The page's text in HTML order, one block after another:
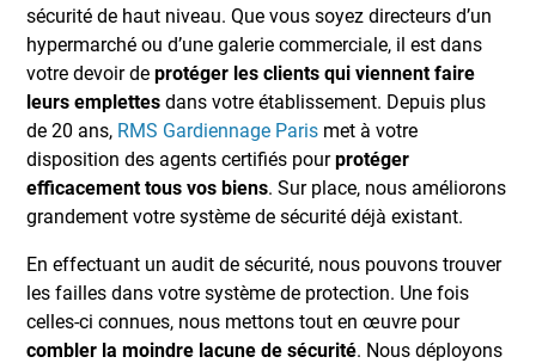
sécurité de haut niveau. Que vous soyez directeurs d’un
hypermarché ou d’une galerie commerciale, il est dans
votre devoir deprotéger les clients qui viennent faire
leurs emplettes dans votre établissement. Depuis plus
de 20 ans, RMS Gardiennage Paris met à votre
disposition des agents certifiés pourprotéger
efficacement tous vos biens. Sur place, nous améliorons
grandement votre système de sécurité déjà existant.
En effectuant un audit de sécurité, nous pouvons trouver
les failles dans votre système de protection. Une fois
celles-ci connues, nous mettons tout en œuvre pour
combler la moindre lacune de sécurité. Nous déployons